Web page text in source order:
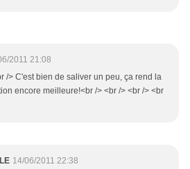
2011 21:08
/> C'est bien de saliver un peu, ça rend la
encore meilleure!<br /> <br /> <br /> <br
14/06/2011 22:38